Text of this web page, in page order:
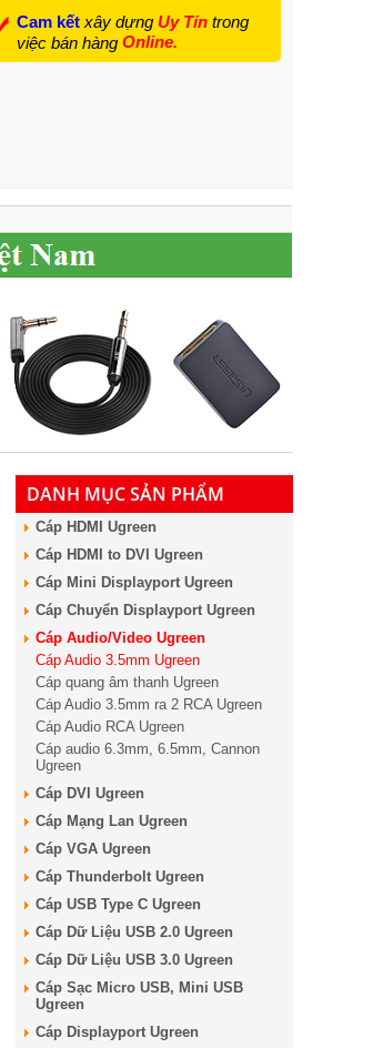
Cam kết xây dựng Uy Tín trong
việc bán hàng Online.
DANH MỤC SẢN PHẨM
Cáp HDMI Ugreen
Cáp HDMI to DVI Ugreen
Cáp Mini Displayport Ugreen
Cáp Chuyển Displayport Ugreen
Cáp Audio/Video Ugreen
Cáp Audio 3.5mm Ugreen
Cáp quang âm thanh Ugreen
Cáp Audio 3.5mm ra 2 RCA Ugreen
Cáp Audio RCA Ugreen
Cáp audio 6.3mm, 6.5mm, Cannon
Ugreen
Cáp DVI Ugreen
Cáp Mạng Lan Ugreen
Cáp VGA Ugreen
Cáp Thunderbolt Ugreen
Cáp USB Type C Ugreen
Cáp Dữ Liệu USB 2.0 Ugreen
Cáp Dữ Liệu USB 3.0 Ugreen
Cáp Sạc Micro USB, Mini USB
Ugreen
Cáp Displayport Ugreen